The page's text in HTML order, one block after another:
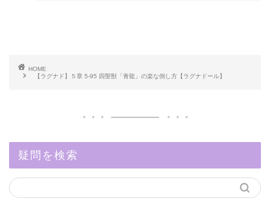
HOME
【ラグナド】５章 5-95 四聖獣「青龍」の楽な倒し方【ラグナドール】
疑問を検索